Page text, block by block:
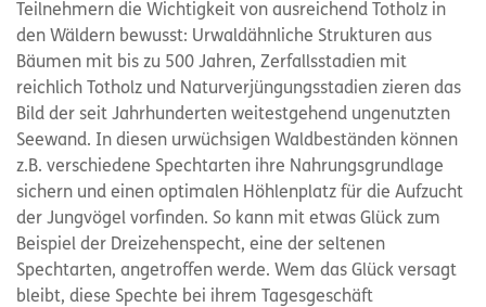
Teilnehmern die Wichtigkeit von ausreichend Totholz in
den Wäldern bewusst: Urwaldähnliche Strukturen aus
Bäumen mit bis zu 500 Jahren, Zerfallsstadien mit
reichlich Totholz und Naturverjüngungsstadien zieren das
Bild der seit Jahrhunderten weitestgehend ungenutzten
Seewand. In diesen urwüchsigen Waldbeständen können
z.B. verschiedene Spechtarten ihre Nahrungsgrundlage
sichern und einen optimalen Höhlenplatz für die Aufzucht
der Jungvögel vorfinden. So kann mit etwas Glück zum
Beispiel der Dreizehenspecht, eine der seltenen
Spechtarten, angetroffen werde. Wem das Glück versagt
bleibt, diese Spechte bei ihrem Tagesgeschäft